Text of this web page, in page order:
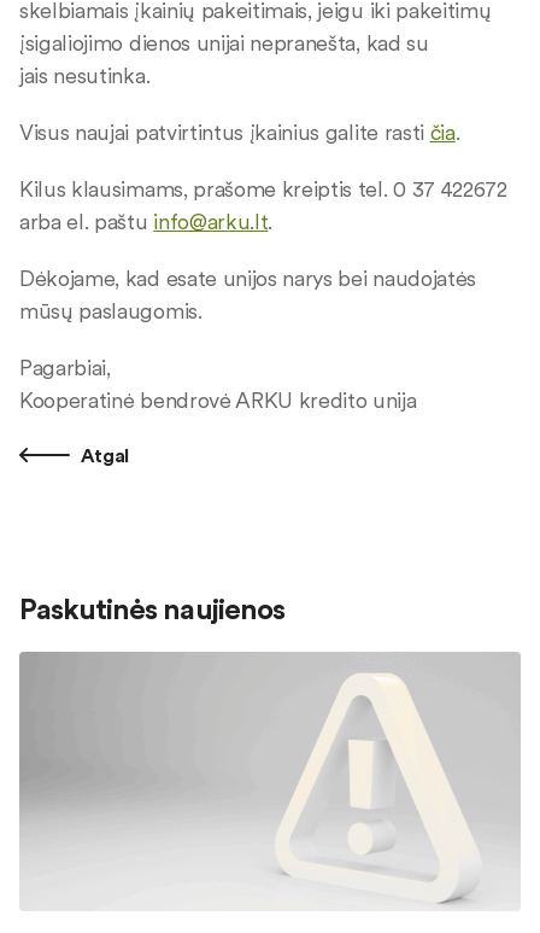
skelbiamais įkainių pakeitimais, jeigu iki pakeitimų
įsigaliojimo dienos unijai nepranešta, kad su
jais nesutinka.
Visus naujai patvirtintus įkainius galite rasti čia.
Kilus klausimams, prašome kreiptis tel. 0 37 422672
arba el. paštu info@arku.lt.
Dėkojame, kad esate unijos narys bei naudojatės
mūsų paslaugomis.
Pagarbiai,
Kooperatinė bendrovė ARKU kredito unija
Atgal
Paskutinės naujienos